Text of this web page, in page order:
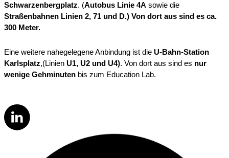
Schwarzenbergplatz. (Autobus Linie 4A sowie die
Straßenbahnen Linien 2, 71 und D.) Von dort aus sind es ca.
300 Meter.
Eine weitere nahegelegene Anbindung ist die U-Bahn-Station
Karlsplatz,(Linien U1, U2 und U4). Von dort aus sind es nur
wenige Gehminuten bis zum Education Lab.